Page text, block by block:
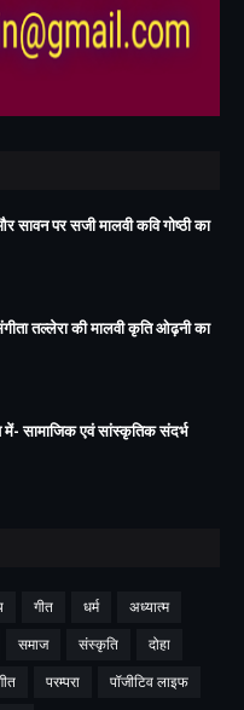
पर सजी मालवी कवि गोष्ठी का
तल्लेरा की मालवी कृति ओढ़नी का
में- सामाजिक एवं सांस्कृतिक संदर्भ
गीत धर्म
अध्यात्म
समाज संस्कृति
दोहा
परम्परा
पॉजीटिव लाइफ